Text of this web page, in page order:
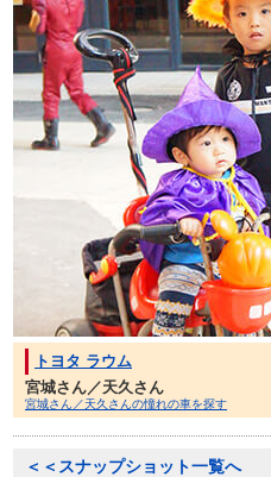
トヨタ ラウム
宮城さん／天久さん
宮城さん／天久さんの憧れの車を探す
＜＜スナップショット一覧へ